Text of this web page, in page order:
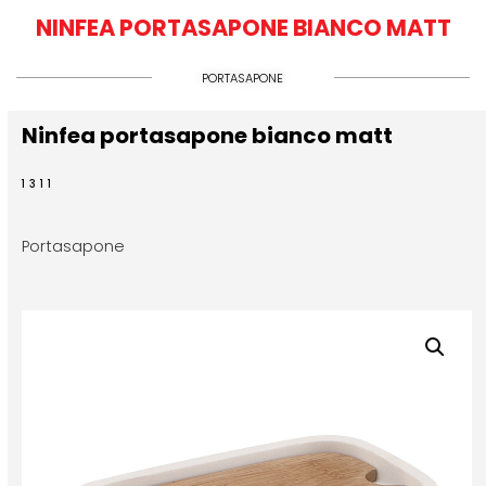
NINFEA PORTASAPONE BIANCO MATT
PORTASAPONE
Ninfea portasapone bianco matt
1311
Portasapone